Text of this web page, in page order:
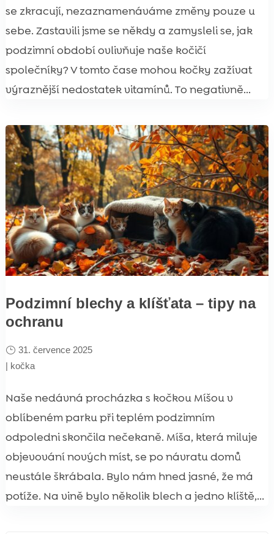
se zkracují, nezaznamenáváme změny pouze u
sebe. Zastavili jsme se někdy a zamysleli se, jak
podzimní období ovlivňuje naše kočičí
společníky? V tomto čase mohou kočky zažívat
výraznější nedostatek vitamínů. To negativně...
Podzimní blechy a klíšťata – tipy na
ochranu
31. července 2025
| kočka
Naše nedávná procházka s kočkou Míšou v
oblíbeném parku při teplém podzimním
odpoledni skončila nečekaně. Míša, která miluje
objevování nových míst, se po návratu domů
neustále škrábala. Bylo nám hned jasné, že má
potíže. Na vině bylo několik blech a jedno klíště,...